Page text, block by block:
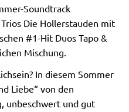
Soundtrack
Die Hollerstauden mit
#1-Hit Duos Tapo &
Mischung.
In diesem Sommer
Liebe“ von den
unbeschwert und gut